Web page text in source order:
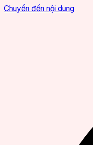
Chuyển đến nội dung